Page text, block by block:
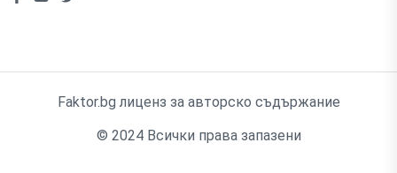
Faktor.bg лиценз за авторско съдържание
© 2024 Всички права запазени